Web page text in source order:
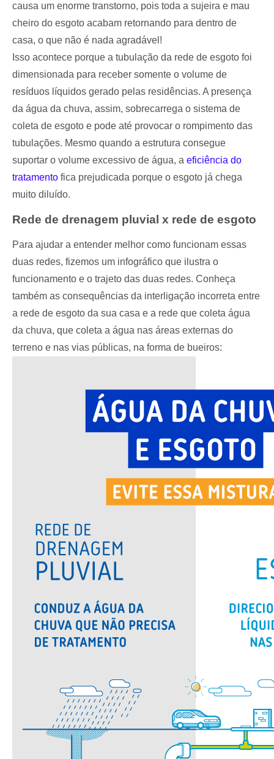
causa um enorme transtorno, pois toda a sujeira e mau
cheiro do esgoto acabam retornando para dentro de
casa, o que não é nada agradável!
Isso acontece porque a tubulação da rede de esgoto foi
dimensionada para receber somente o volume de
resíduos líquidos gerado pelas residências. A presença
da água da chuva, assim, sobrecarrega o sistema de
coleta de esgoto e pode até provocar o rompimento das
tubulações. Mesmo quando a estrutura consegue
suportar o volume excessivo de água, a eficiência do
tratamento fica prejudicada porque o esgoto já chega
muito diluído.
Rede de drenagem pluvial x rede de esgoto
Para ajudar a entender melhor como funcionam essas
duas redes, fizemos um infográfico que ilustra o
funcionamento e o trajeto das duas redes. Conheça
também as consequências da interligação incorreta entre
a rede de esgoto da sua casa e a rede que coleta água
da chuva, que coleta a água nas áreas externas do
terreno e nas vias públicas, na forma de bueiros: